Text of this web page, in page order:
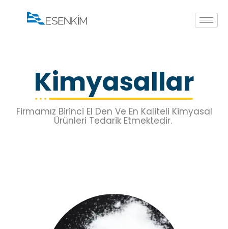
Kimyasallar
Firmamız Birinci El Den Ve En Kaliteli Kimyasal
Ürünleri Tedarik Etmektedir.